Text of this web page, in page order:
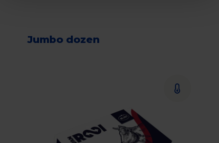
Jumbo dozen